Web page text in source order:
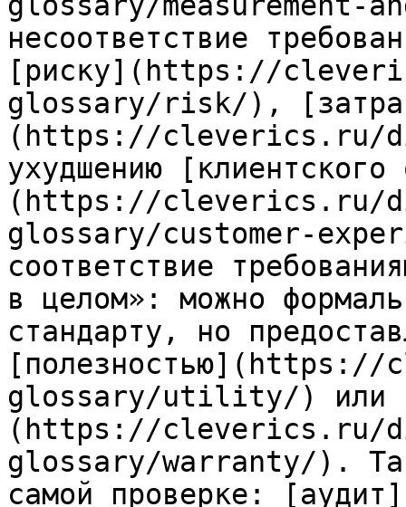
несоответствие
[риску](https://
glossary/risk/),
(https://cleverics.ru/
ухудшению [клиентского
(https://cleverics.ru/
glossary/customer-
соответствие
в целом»: можно
стандарту, но
glossary/utility/) или
(https://cleverics.ru/
glossary/warranty/).
самой проверке: [аудит]